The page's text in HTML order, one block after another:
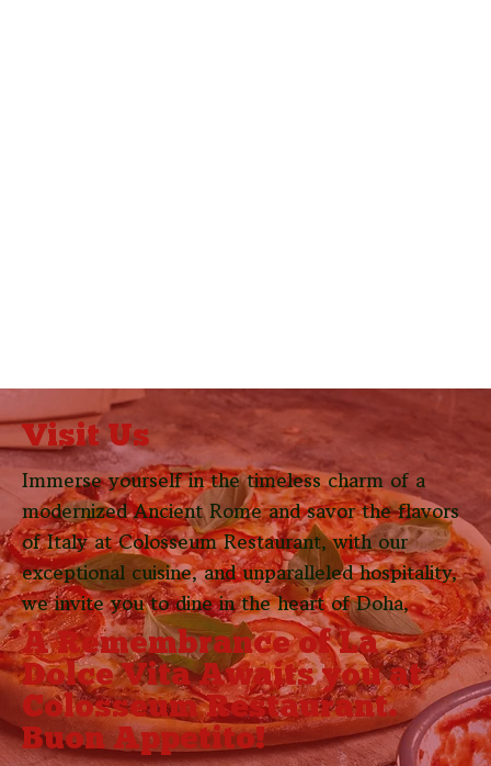
Visit Us
Immerse yourself in the timeless charm of a
modernized Ancient Rome and savor the flavors
of Italy at Colosseum Restaurant, with our
exceptional cuisine, and unparalleled hospitality,
we invite you to dine in the heart of Doha,
A Remembrance of La
Dolce Vita Awaits you at
Colosseum Restaurant.
Buon Appetito!